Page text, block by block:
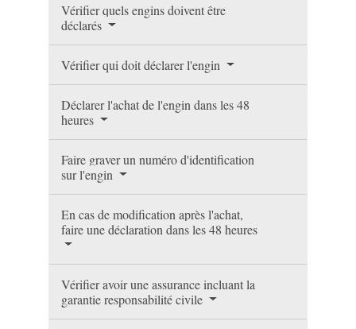
Vérifier quels engins doivent être
déclarés
Vérifier qui doit déclarer l'engin
Déclarer l'achat de l'engin dans les 48
heures
Faire graver un numéro d'identification
sur l'engin
En cas de modification après l'achat,
faire une déclaration dans les 48 heures
Vérifier avoir une assurance incluant la
garantie responsabilité civile